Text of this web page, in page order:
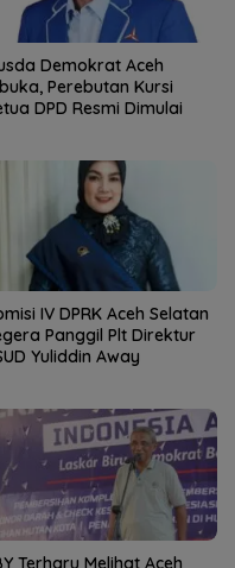
Demokrat Aceh
Perebutan Kursi
DPD Resmi Dimulai
IV DPRK Aceh Selatan
Panggil Plt Direktur
Yuliddin Away
Terharu Melihat Aceh